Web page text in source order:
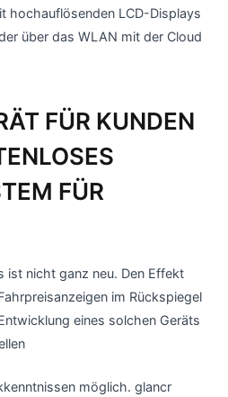
hochauflösenden LCD-Displays
über das WLAN mit der Cloud
FÜR KUNDEN
FÜR
ist nicht ganz neu. Den Effekt
im Rückspiegel
eines solchen Geräts
möglich. glancr